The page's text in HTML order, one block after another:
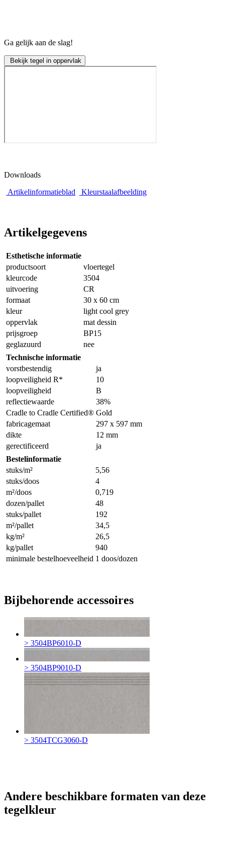
Ga gelijk aan de slag!
Bekijk tegel in oppervlak
Downloads
Artikelinformatieblad
Kleurstaalafbeelding
Artikelgegevens
Esthetische informatie
productsoort
vloertegel
kleurcode
3504
uitvoering
CR
formaat
30 x 60 cm
kleur
light cool grey
oppervlak
mat dessin
prijsgroep
BP15
geglazuurd
nee
Technische informatie
vorstbestendig
ja
loopveiligheid R*
10
loopveiligheid
B
reflectiewaarde
38%
Cradle to Cradle Certified® Gold
fabricagemaat
297 x 597 mm
dikte
12 mm
gerectificeerd
ja
Bestelinformatie
stuks/m²
5,56
stuks/doos
4
m²/doos
0,719
dozen/pallet
48
stuks/pallet
192
m²/pallet
34,5
kg/m²
26,5
kg/pallet
940
minimale bestelhoeveelheid 1 doos/dozen
Bijbehorende accessoires
> 3504BP6010-D
> 3504BP9010-D
> 3504TCG3060-D
Andere beschikbare formaten van deze
tegelkleur